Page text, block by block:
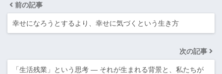
前の記事
幸せになろうとするより、幸せに気づくという生き方
次の記事
「生活残業」という思考 ― それが生まれる背景と、私たちが